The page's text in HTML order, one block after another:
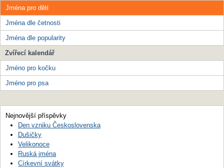
Jména pro děti
Jména dle četnosti
Jména dle popularity
Zvířecí kalendář
Jméno pro kočku
Jméno pro psa
Nejnovější příspěvky
Den vzniku Československa
Dušičky
Velikonoce
Ruská jména
Církevní svátky